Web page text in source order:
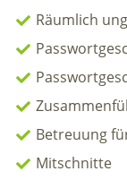
Räumlich
Betreuung
Mitschnitte